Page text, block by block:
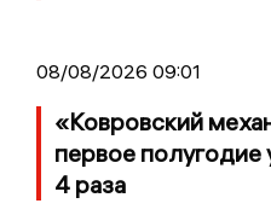
08/08/2026 09:01
«Ковровский
первое полугодие
4 раза